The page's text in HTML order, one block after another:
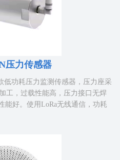
压力传感器
低功耗压力监测传感器，压力座采
工，过载性能高，压力接口无焊
能好。使用LoRa无线通信，功耗